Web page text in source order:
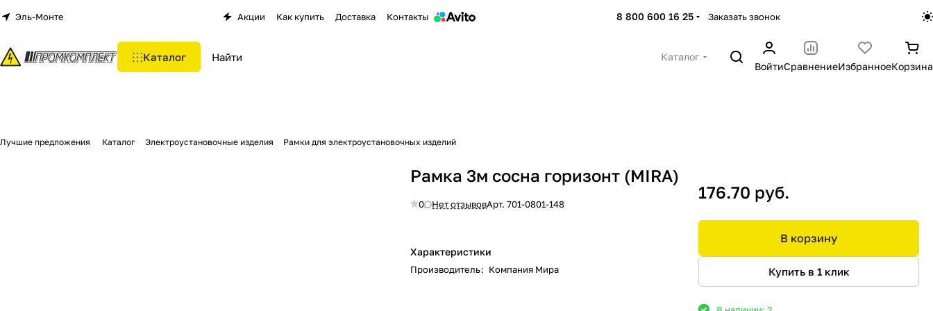
Эль-Монте Акции Как купить Доставка Контакты 8 800 600 16 25 Заказать звонок
Каталог
Каталог
ВойтиСравнениеИзбранноеКорзина
Лучшие предложения Каталог Электроустановочные изделия Рамки для электроустановочных изделий
Рамка 3м сосна горизонт (MIRA)
0 Нет отзывовАрт.701-0801-148
Характеристики
Производитель: Компания Мира
176.70 руб.
В корзину
Купить в 1 клик